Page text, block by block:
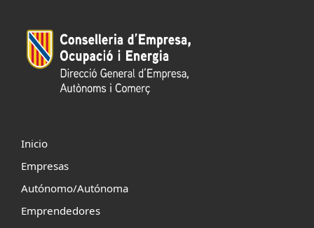
Inicio
Empresas
Autónomo/Autónoma
Emprendedores